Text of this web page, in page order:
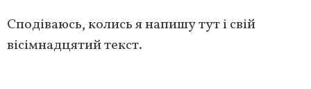
Сподіваюсь, колись я напишу тут і свій
вісімнадцятий текст.